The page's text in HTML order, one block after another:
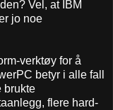
Vel, at IBM
jo noe
verktøy for å
betyr i alle fall
brukte
flere hard-